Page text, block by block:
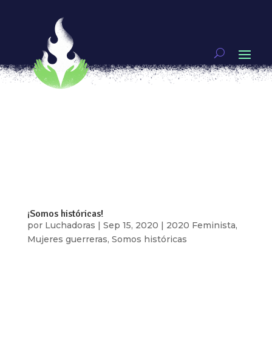
Ídolas del zodiaco – Géminis
porRaquel Hernández
Mujeres
guerreras
[vc_row type=»in_container»
¡Somos históricas!
por Luchadoras | Sep 15, 2020 | 2020 Feminista,
Mujeres guerreras, Somos históricas